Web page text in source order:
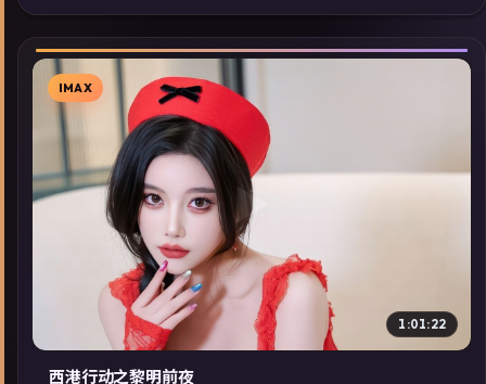
看」延展检索同类型高分佳作，畅享高清在线追剧体验。
▶
IMAX
1:01:22
西港行动之黎明前夜